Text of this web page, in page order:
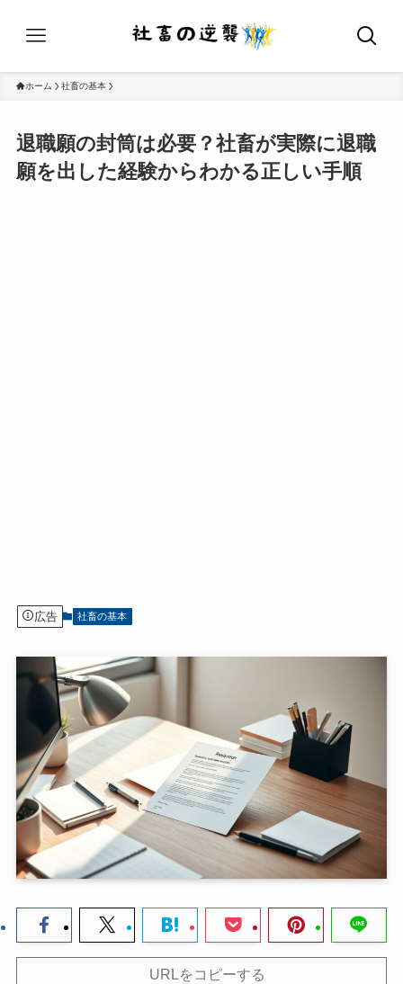
ホーム 社畜の基本
退職願の封筒は必要？社畜が実際に退職
願を出した経験からわかる正しい手順
広告 社畜の基本
URLをコピーする